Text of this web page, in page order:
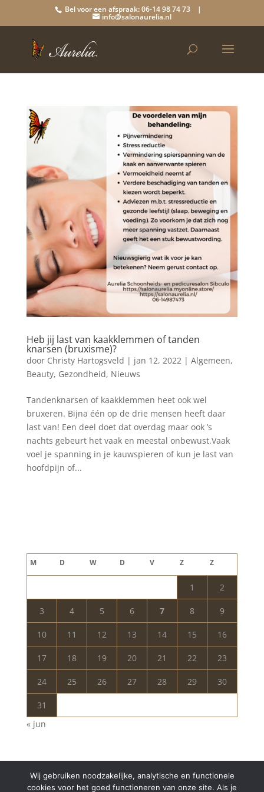
Bel voor een afspraak: 06-14 98 74 73 |
info@salonaurelia.nl
Heb jij last van kaakklemmen of tanden
knarsen (bruxisme)?
door Christy Hartogsveld | jan 12, 2022| Algemeen,
Beauty, Gezondheid, Nieuws
Tandenknarsen of kaakklemmen heet ook wel
bruxeren. Bijna één op de drie mensen heeft daar
last van! Een deel doet dat overdag maar ook ’s
nachts gebeurt het vaak en meestal onbewust.Vaak
voel je spanning in je kauwspieren of kun je last van
hoofdpijn of...
M D W D V Z Z
1 2
3 4 5 6 7 8 9
10 11 12 13 14 15 16
17 18 19 20 21 22 23
24 25 26 27 28 29 30
31
« jun
Wij gebruiken noodzakelijke, analytische en functionele
cookies voor het goed functioneren van onze site. Als je